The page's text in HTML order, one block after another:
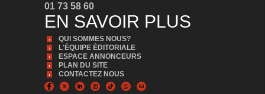
01 73 58 60
EN SAVOIR PLUS
QUI SOMMES NOUS?
L'ÉQUIPE ÉDITORIALE
ESPACE ANNONCEURS
PLAN DU SITE
CONTACTEZ NOUS